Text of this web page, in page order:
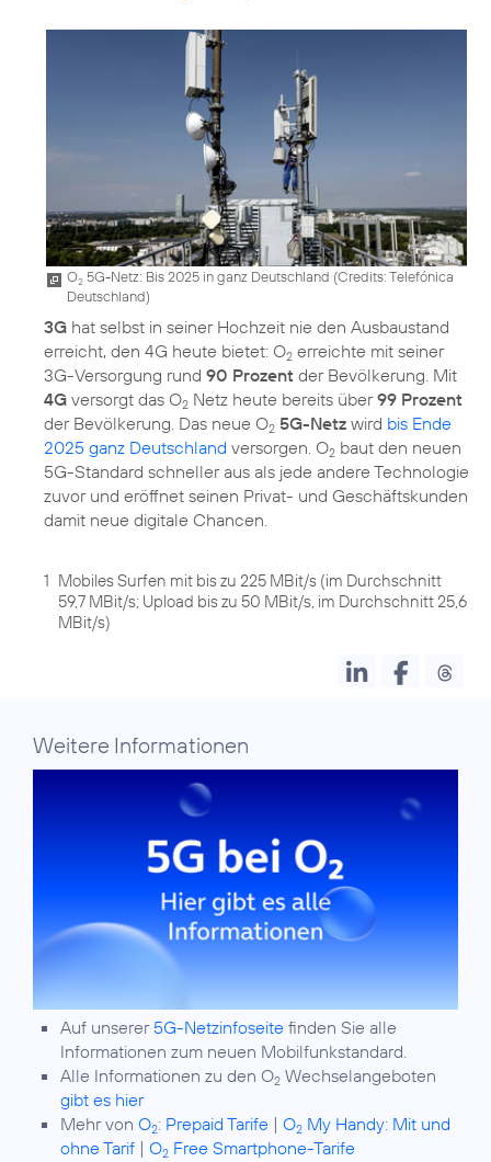
O2 5G-Netz: Bis 2025 in ganz Deutschland (Credits: Telefónica
Deutschland)
3G hat selbst in seiner Hochzeit nie den Ausbaustand
erreicht, den 4G heute bietet: O2 erreichte mit seiner
3G-Versorgung rund 90 Prozent der Bevölkerung. Mit
4G versorgt das O2 Netz heute bereits über99 Prozent
der Bevölkerung. Das neue O2 5G-Netz wird bis Ende
2025 ganz Deutschland versorgen. O2 baut den neuen
5G-Standard schneller aus als jede andere Technologie
zuvor und eröffnet seinen Privat- und Geschäftskunden
1 Mobiles Surfen mit bis zu 225 MBit/s (im Durchschnitt
59,7 MBit/s; Upload bis zu 50 MBit/s, im Durchschnitt 25,6
MBit/s)
Weitere Informationen
Auf unserer 5G-Netzinfoseite finden Sie alle
Informationen zum neuen Mobilfunkstandard.
Alle Informationen zu den O2 Wechselangeboten
gibt es hier
Mehr von O2: Prepaid Tarife | O2 My Handy: Mit und
ohne Tarif | O2 Free Smartphone-Tarife